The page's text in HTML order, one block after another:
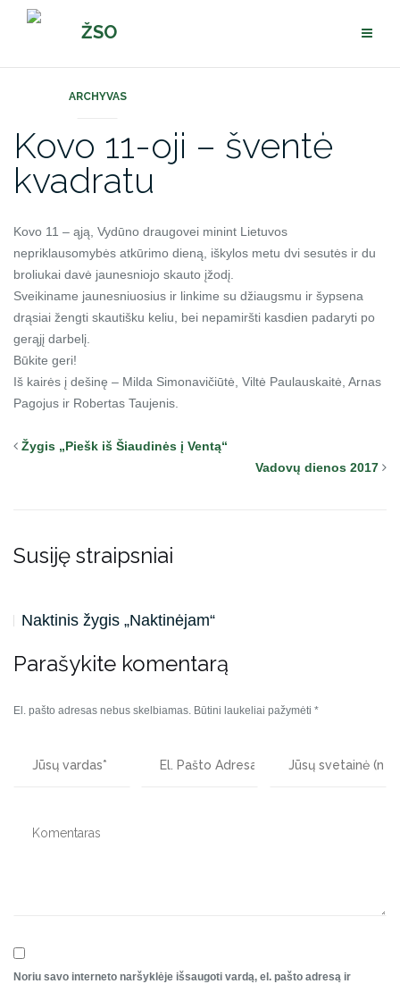
Pereiti
ŽSO
ARCHYVAS
Kovo 11-oji – šventė
kvadratu
Kovo 11 – ąją, Vydūno draugovei minint Lietuvos
nepriklausomybės atkūrimo dieną, iškylos metu dvi sesutės ir du
broliukai davė jaunesniojo skauto įžodį.
Sveikiname jaunesniuosius ir linkime su džiaugsmu ir šypsena
drąsiai žengti skautišku keliu, bei nepamiršti kasdien padaryti po
gerąjį darbelį.
Būkite geri!
Iš kairės į dešinę – Milda Simonavičiūtė, Viltė Paulauskaitė, Arnas
Pagojus ir Robertas Taujenis.
Žygis „Piešk iš Šiaudinės į Ventą“
Vadovų dienos 2017
Susiję straipsniai
Naktinis žygis „Naktinėjam“
Parašykite komentarą
El. pašto adresas nebus skelbiamas. Būtini laukeliai pažymėti *
Noriu savo interneto naršyklėje išsaugoti vardą, el. pašto adresą ir